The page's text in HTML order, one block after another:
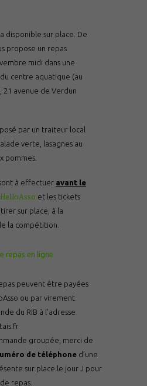
disponible sur place. De
propose un repas
midi dans une
centre aquatique (au
21 avenue de Verdun
par un traiteur local
verte, lasagnes au
pommes.
à effectuer avant le
HelloAsso et les tickets
sur place, à la
la compétition.
repas en ligne
peuvent être payées
ou par virement
du RIB à l’adresse
groupée, merci de
de téléphone d’une
sur place le jour J pour
repas.